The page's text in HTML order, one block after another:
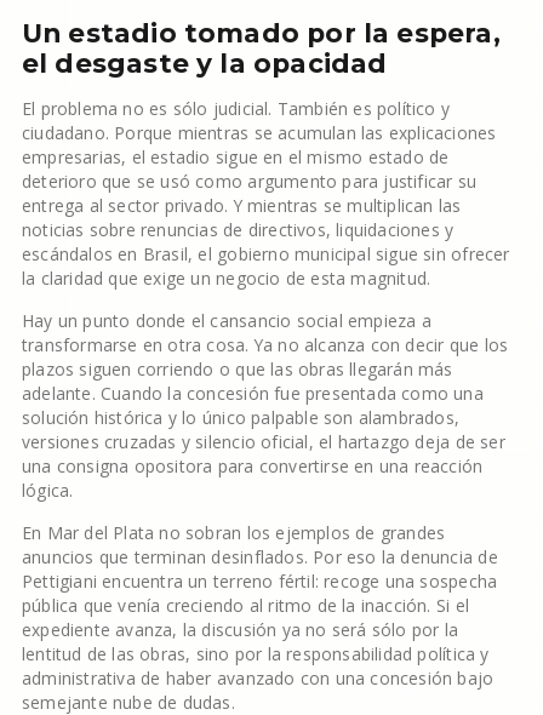
Un estadio tomado por la espera,
el desgaste y la opacidad
El problema no es sólo judicial. También es político y
ciudadano. Porque mientras se acumulan las explicaciones
empresarias, el estadio sigue en el mismo estado de
deterioro que se usó como argumento para justificar su
entrega al sector privado. Y mientras se multiplican las
noticias sobre renuncias de directivos, liquidaciones y
escándalos en Brasil, el gobierno municipal sigue sin ofrecer
la claridad que exige un negocio de esta magnitud.
Hay un punto donde el cansancio social empieza a
transformarse en otra cosa. Ya no alcanza con decir que los
plazos siguen corriendo o que las obras llegarán más
adelante. Cuando la concesión fue presentada como una
solución histórica y lo único palpable son alambrados,
versiones cruzadas y silencio oficial, el hartazgo deja de ser
una consigna opositora para convertirse en una reacción
lógica.
En Mar del Plata no sobran los ejemplos de grandes
anuncios que terminan desinflados. Por eso la denuncia de
Pettigiani encuentra un terreno fértil: recoge una sospecha
pública que venía creciendo al ritmo de la inacción. Si el
expediente avanza, la discusión ya no será sólo por la
lentitud de las obras, sino por la responsabilidad política y
administrativa de haber avanzado con una concesión bajo
semejante nube de dudas.